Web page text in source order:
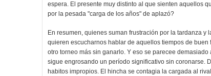
espera. El presente muy distinto al que sienten aquellos
por la pesada "carga de los años" de aplazó?
En resumen, quienes suman frustración por la tardanza
quieren escucharnos hablar de aquellos tiempos de
otro torneo más sin ganarlo. Y eso se parecee
sigue engrosando un período significativo sin coronarse.
habitos impropios. El hincha se contagia la cargada al